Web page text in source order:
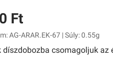
Ft
AG-ARAR.EK-67 | Súly: 0.55g
csomagoljuk az